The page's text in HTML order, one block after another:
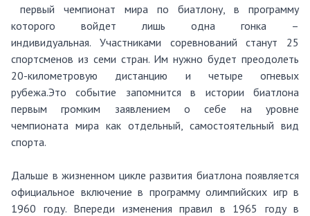
первый чемпионат мира по биатлону, в программу
которого войдет лишь одна гонка –
индивидуальная. Участниками соревнований станут 25
спортсменов из семи стран. Им нужнобудет преодолеть
20-километровую дистанцию и четыре огневых
рубежа.Этособытие запомнится в истории биатлона
первым громким заявлением о себе
на уровне
чемпионата мира как отдельный, самостоятельный вид
спорта.
Дальше в жизненном цикле развития биатлона появляется
официальное включение в программу олимпийских игр в
1960 году. Впереди изменения правил в 1965 году в